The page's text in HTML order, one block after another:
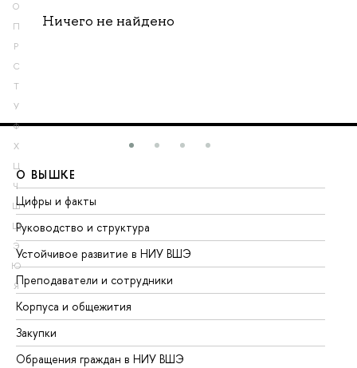
О
П
Р
С
Т
У
Ф
Х
Ц
Ч
Ш
Щ
Э
Ю
Я
Ничего не найдено
О ВЫШКЕ
Цифры и факты
Руководство и структура
Устойчивое развитие в НИУ ВШЭ
Преподаватели и сотрудники
Корпуса и общежития
Закупки
Обращения граждан в НИУ ВШЭ